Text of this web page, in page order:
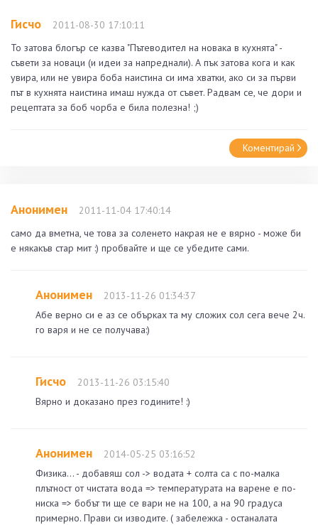
Гисчо
2011-08-30 17:10:11
То затова блогър се казва "Пътеводител на новака в кухнята" -
съвети за новаци (и идеи за напреднали). А пък затова кога и как
увира, или не увира боба наистина си има хватки, ако си за първи
път в кухнята наистина имаш нужда от съвет. Радвам се, че дори и
рецептата за боб чорба е била полезна! ;)
Коментирай
Анонимен
2011-11-04 17:40:14
само да вметна, че това за соленето накрая не е вярно - може би
е някакъв стар мит :) пробвайте и ще се убедите сами.
Анонимен
2013-11-26 01:34:37
Абе верно си е аз се обърках та му сложих сол сега вече 2ч.
го варя и не се получава:)
Гисчо
2013-11-26 03:15:40
Вярно и доказано през годините! :)
Анонимен
2014-05-25 03:16:52
Физика... - добавяш сол -> водата + солта са с по-малка
плътност от чистата вода => температурата на варене е по-
ниска => бобът ти ще се вари не на 100, а на 90 градуса
примерно. Прави си изводите. ( забележка - останалата